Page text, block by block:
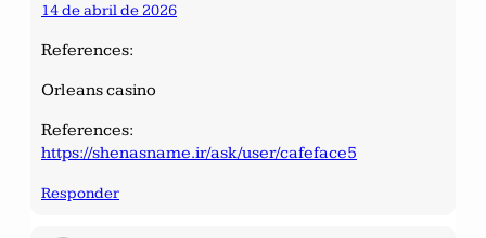
14 de abril de 2026
References:
Orleans casino
References:
https://shenasname.ir/ask/user/cafeface5
Responder